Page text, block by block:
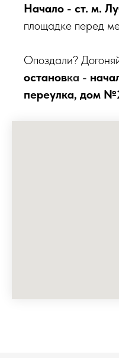
Начало - ст. м.
площадке перед
Опоздали?
остановка -
переулка, дом